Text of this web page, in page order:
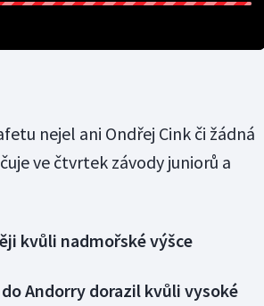
nejel ani Ondřej Cink či žádná
ve čtvrtek závody juniorů a
kvůli nadmořské výšce
Andorry dorazil kvůli vysoké